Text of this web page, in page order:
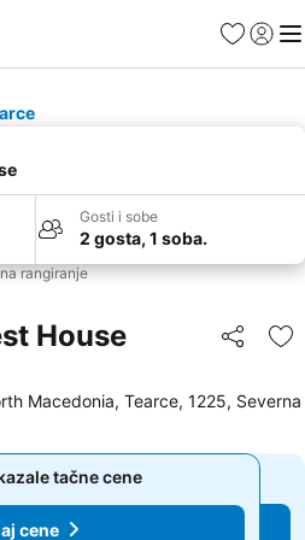
FavoritiPrijavi
Gosti i sobe
2 gosta, 1 soba.
rangiranje
House Deli
Macedonia, Tearce, 1225, Severna
tačne cene
cene
tačne cene
cene